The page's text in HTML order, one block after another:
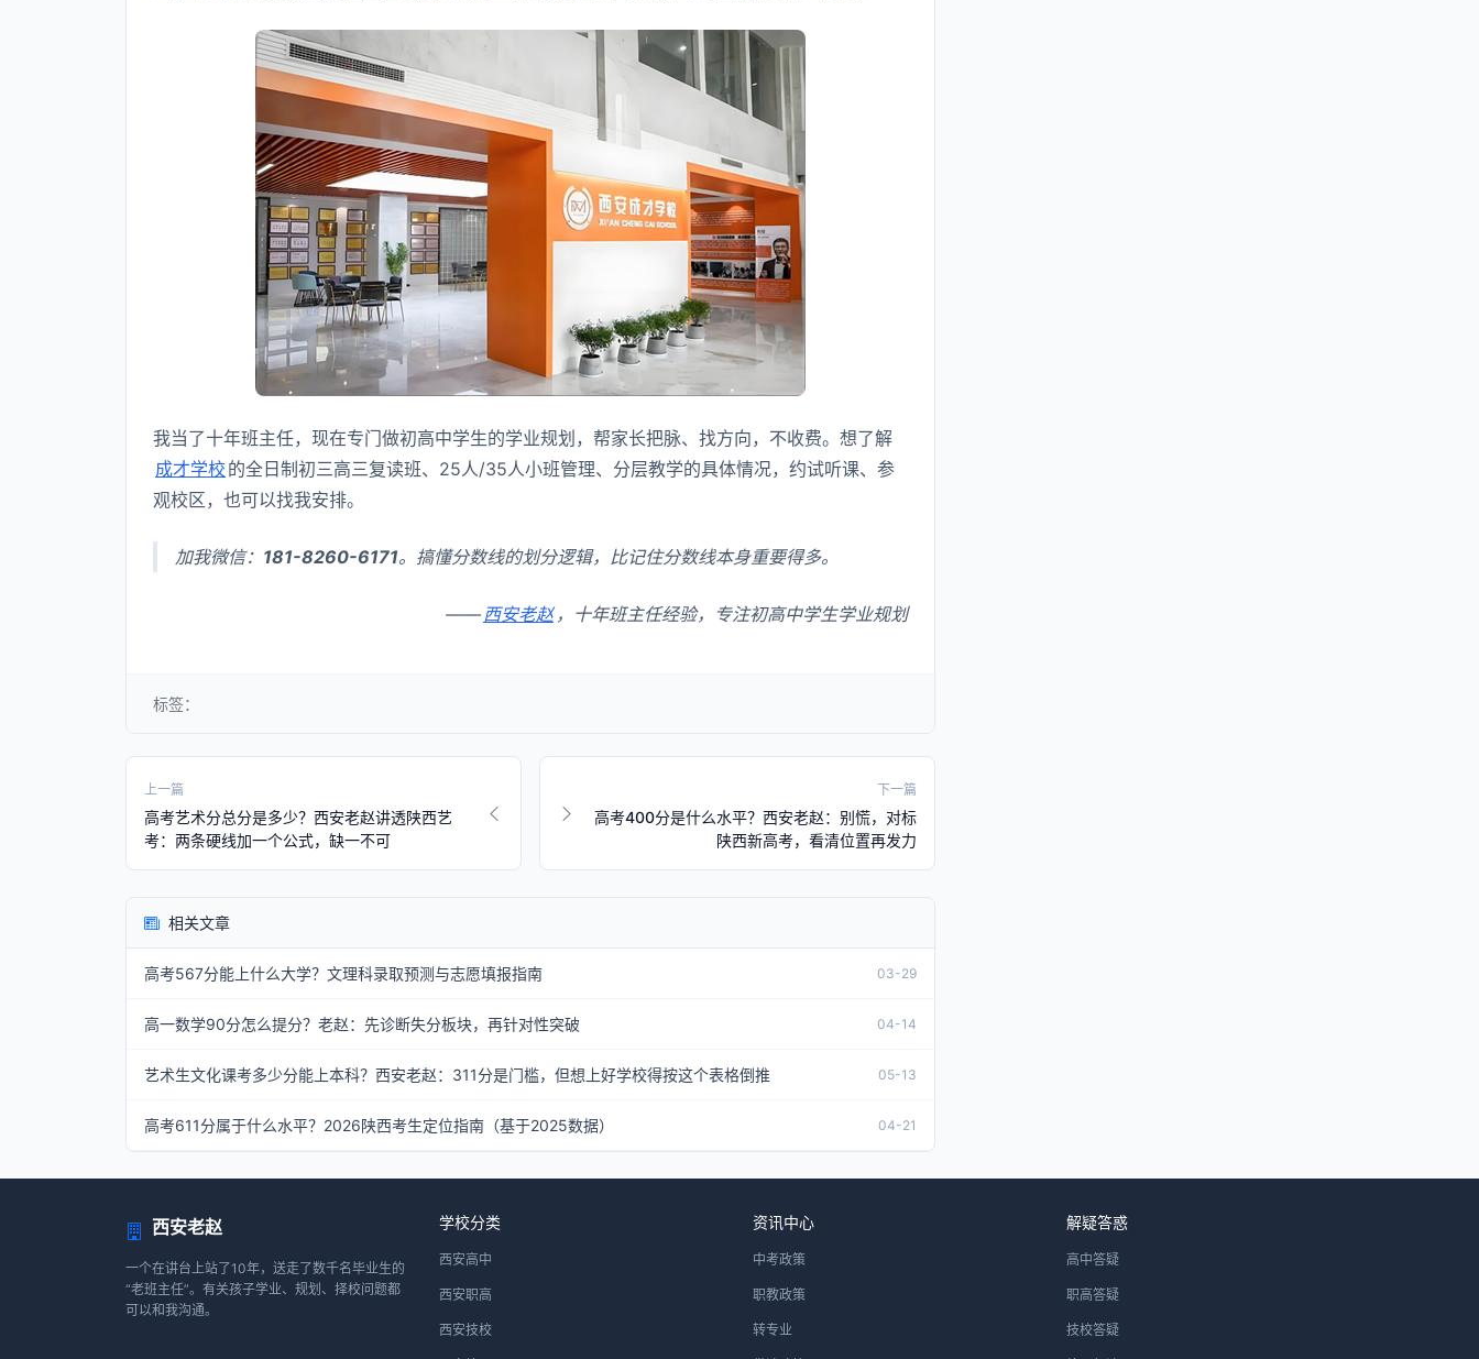
我当了十年班主任，现在专门做初高中学生的学业规划，帮家长把脉、找方向，不收费。想了解
成才学校的全日制初三高三复读班、25人/35人小班管理、分层教学的具体情况，约试听课、参
观校区，也可以找我安排。
加我微信： 181-8260-6171。搞懂分数线的划分逻辑，比记住分数线本身重要得多。
—— 西安老赵 ，十年班主任经验，专注初高中学生学业规划
标签：
上一篇
高考艺术分总分是多少？西安老赵讲透陕西艺
考：两条硬线加一个公式，缺一不可
下一篇
高考400分是什么水平？西安老赵：别慌，对标
陕西新高考，看清位置再发力
相关文章
高考567分能上什么大学？文理科录取预测与志愿填报指南 03-29
高一数学90分怎么提分？老赵：先诊断失分板块，再针对性突破 04-14
艺术生文化课考多少分能上本科？西安老赵：311分是门槛，但想上好学校得按这个表格倒推 05-13
高考611分属于什么水平？2026陕西考生定位指南（基于2025数据） 04-21
西安老赵
一个在讲台上站了10年，送走了数千名毕业生的
“老班主任”。有关孩子学业、规划、择校问题都
可以和我沟通。
学校分类
西安高中
西安职高
西安技校
资讯中心
中考政策
职教政策
转专业
解疑答惑
高中答疑
职高答疑
技校答疑